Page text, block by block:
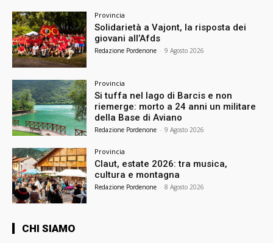
Provincia
Solidarietà a Vajont, la risposta dei
giovani all’Afds
Redazione Pordenone - 9 Agosto 2026
Provincia
Si tuffa nel lago di Barcis e non
riemerge: morto a 24 anni un militare
della Base di Aviano
Redazione Pordenone - 9 Agosto 2026
Provincia
Claut, estate 2026: tra musica,
cultura e montagna
Redazione Pordenone - 8 Agosto 2026
CHI SIAMO